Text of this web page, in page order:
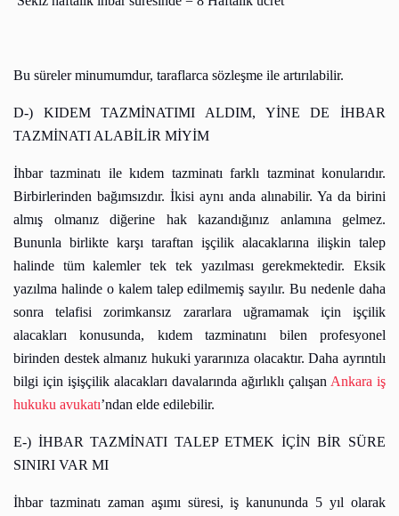
Bu süreler minumumdur, taraflarca sözleşme ile artırılabilir.
D-) KIDEM TAZMİNATIMI ALDIM, YİNE DE İHBAR
TAZMİNATI ALABİLİR MİYİM
İhbar tazminatı ile kıdem tazminatı farklı tazminat konularıdır.
Birbirlerinden bağımsızdır. İkisi aynı anda alınabilir. Ya da birini
almış olmanız diğerine hak kazandığınız anlamına gelmez.
Bununla birlikte karşı taraftan işçilik alacaklarına ilişkin talep
halinde tüm kalemler tek tek yazılması gerekmektedir. Eksik
yazılma halinde o kalem talep edilmemiş sayılır. Bu nedenle daha
sonra telafisi zorimkansız zararlara uğramamak için işçilik
alacakları konusunda, kıdem tazminatını bilen profesyonel
birinden destek almanız hukuki yararınıza olacaktır. Daha ayrıntılı
bilgi için işişçilik alacakları davalarında ağırlıklı çalışan Ankara iş
hukuku avukatı’ndan elde edilebilir.
E-) İHBAR TAZMİNATI TALEP ETMEK İÇİN BİR SÜRE
SINIRI VAR MI
İhbar tazminatı zaman aşımı süresi, iş kanununda 5 yıl olarak